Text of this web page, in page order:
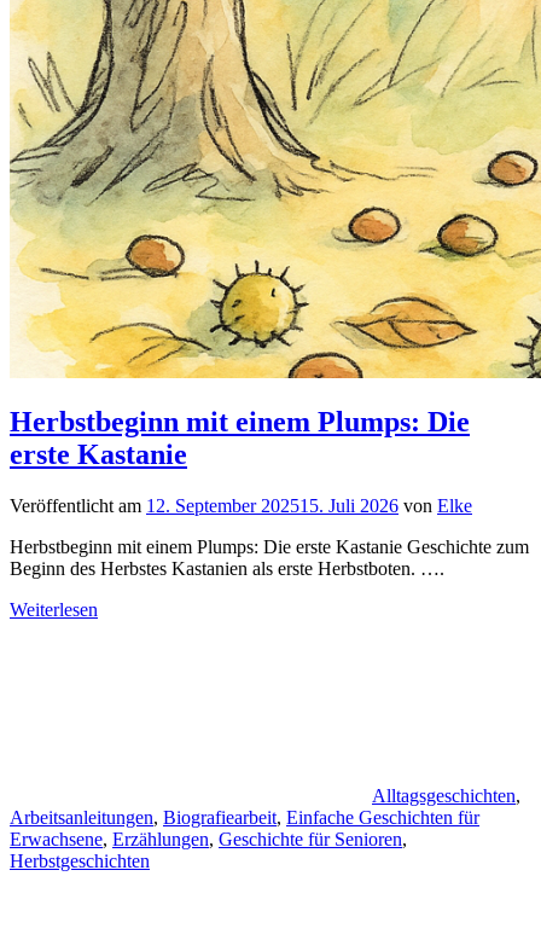
Herbstbeginn mit einem Plumps: Die
erste Kastanie
Veröffentlicht am 12. September 202515. Juli 2026 von Elke
Herbstbeginn mit einem Plumps: Die erste Kastanie Geschichte zum
Beginn des Herbstes Kastanien als erste Herbstboten. ….
Weiterlesen
Alltagsgeschichten,
Arbeitsanleitungen, Biografiearbeit, Einfache Geschichten für
Erwachsene, Erzählungen, Geschichte für Senioren,
Herbstgeschichten